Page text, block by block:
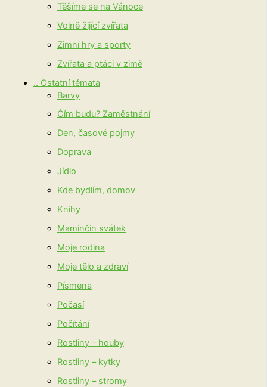
Těšíme se na Vánoce
Volně žijící zvířata
Zimní hry a sporty
Zvířata a ptáci v zimě
.. Ostatní témata
Barvy
Čím budu? Zaměstnání
Den, časové pojmy
Doprava
Jídlo
Kde bydlím, domov
Knihy
Maminčin svátek
Moje rodina
Moje tělo a zdraví
Písmena
Počasí
Počítání
Rostliny – houby
Rostliny – kytky
Rostliny – stromy